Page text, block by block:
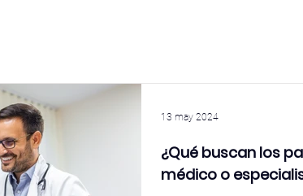
¿Qué buscan los
médico o
13 may 2024